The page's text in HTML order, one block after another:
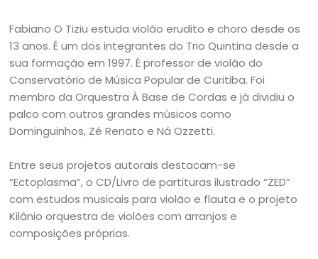
Fabiano O Tiziu estuda violão erudito e choro desde os
13 anos. É um dos integrantes do Trio Quintina desde a
sua formação em 1997. É professor de violão do
Conservatório de Música Popular de Curitiba. Foi
membro da Orquestra À Base de Cordas e já dividiu o
palco com outros grandes músicos como
Dominguinhos, Zé Renato e Ná Ozzetti.
Entre seus projetos autorais destacam-se
“Ectoplasma”, o CD/Livro de partituras ilustrado “ZED”
com estudos musicais para violão e flauta e o projeto
Kilânio orquestra de violões com arranjos e
composições próprias.